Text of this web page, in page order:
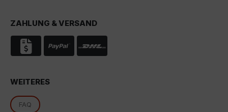
ZAHLUNG & VERSAND
WEITERES
FAQ
oben beschriebene Übertragung nicht statt.